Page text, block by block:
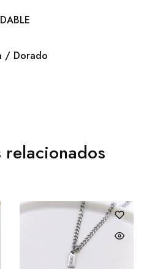
/ Dorado
relacionados